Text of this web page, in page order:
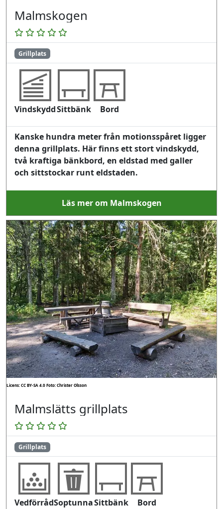
Malmskogen
Grillplats
VindskyddSittbänk Bord
Kanske hundra meter från motionsspåret ligger
denna grillplats. Här finns ett stort vindskydd,
två kraftiga bänkbord, en eldstad med galler
och sittstockar runt eldstaden.
Läs mer om Malmskogen
Licens: CC BY-SA 4.0Foto: Christer Olsson
Malmslätts grillplats
Grillplats
VedförrådSoptunnaSittbänk Bord